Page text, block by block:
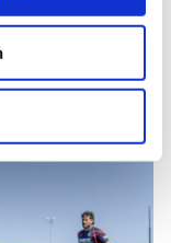
PRESEASON